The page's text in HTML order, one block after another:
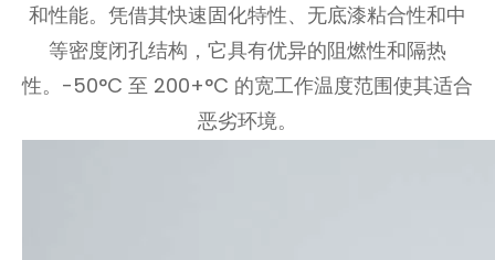
和性能。凭借其快速固化特性、无底漆粘合性和中
等密度闭孔结构，它具有优异的阻燃性和隔热
性。-50°C 至 200+°C 的宽工作温度范围使其适合
恶劣环境。